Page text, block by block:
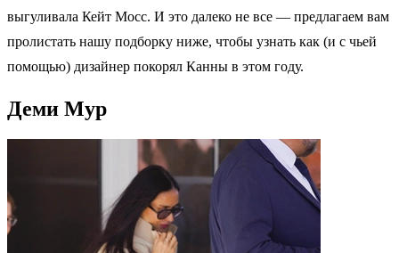
выгуливала Кейт Мосс. И это далеко не все — предлагаем вам
пролистать нашу подборку ниже, чтобы узнать как (и с чьей
помощью) дизайнер покорял Канны в этом году.
Деми Мур